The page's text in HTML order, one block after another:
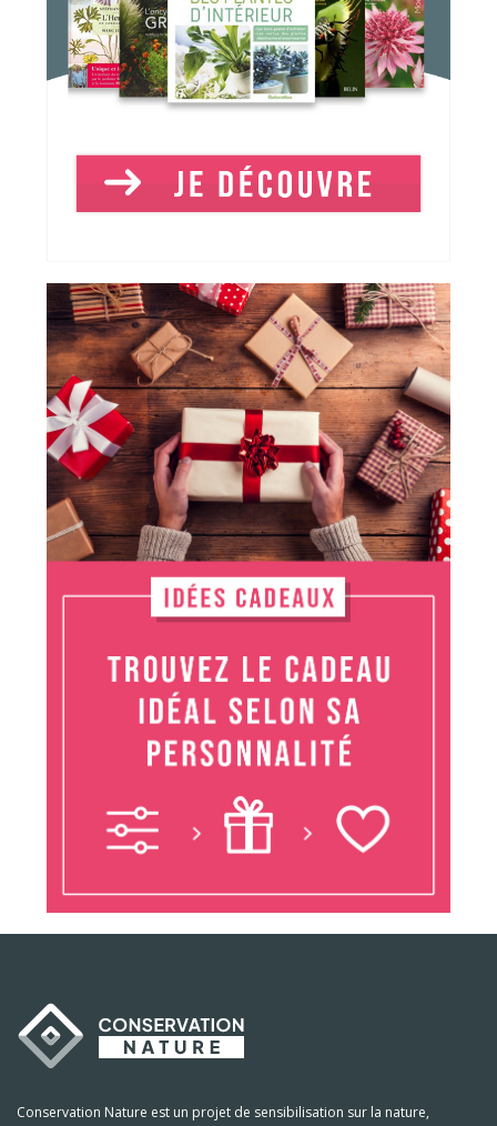
Conservation Nature est un projet de sensibilisation sur la nature,